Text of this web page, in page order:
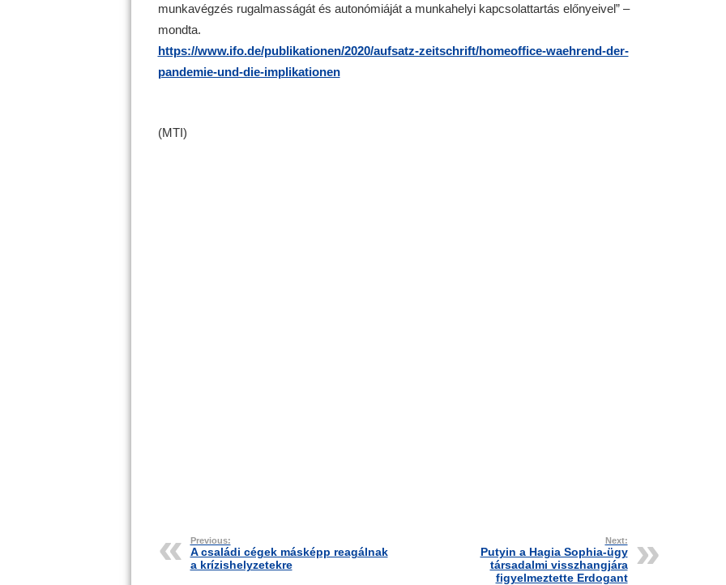
munkavégzés rugalmasságát és autonómiáját a munkahelyi kapcsolattartás előnyeivel” –
mondta.
https://www.ifo.de/publikationen/2020/aufsatz-zeitschrift/homeoffice-waehrend-der-
pandemie-und-die-implikationen
(MTI)
Previous:
A családi cégek másképp reagálnak
a krízishelyzetekre
Next:
Putyin a Hagia Sophia-ügy
társadalmi visszhangjára
figyelmeztette Erdogant